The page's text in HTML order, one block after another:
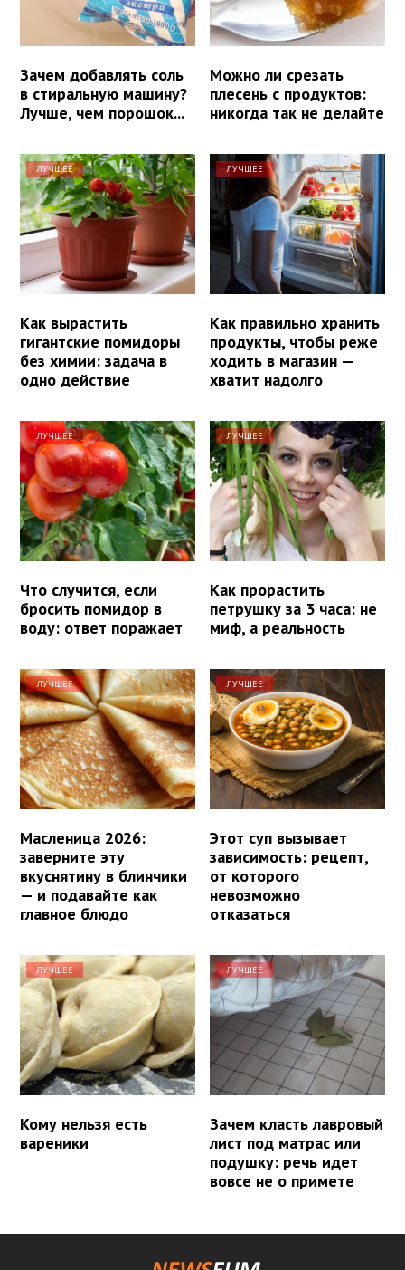
Зачем добавлять соль
в стиральную машину?
Лучше, чем порошок...
Можно ли срезать
плесень с продуктов:
никогда так не делайте
ЛУЧШЕЕ
Как вырастить
гигантские помидоры
без химии: задача в
одно действие
ЛУЧШЕЕ
Как правильно хранить
продукты, чтобы реже
ходить в магазин —
хватит надолго
ЛУЧШЕЕ
Что случится, если
бросить помидор в
воду: ответ поражает
ЛУЧШЕЕ
Как прорастить
петрушку за 3 часа: не
миф, а реальность
ЛУЧШЕЕ
Масленица 2026:
заверните эту
вкуснятину в блинчики
— и подавайте как
главное блюдо
ЛУЧШЕЕ
Этот суп вызывает
зависимость: рецепт,
от которого
невозможно
отказаться
ЛУЧШЕЕ
Кому нельзя есть
вареники
ЛУЧШЕЕ
Зачем класть лавровый
лист под матрас или
подушку: речь идет
вовсе не о примете